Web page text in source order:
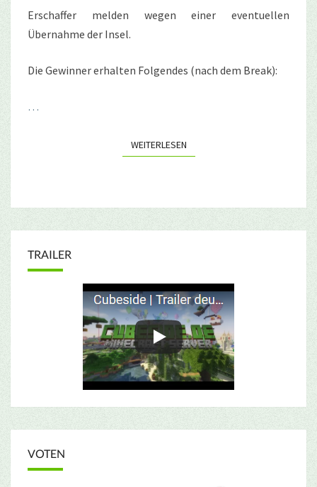
Erschaffer melden wegen einer eventuellen
Übernahme der Insel.
Die Gewinner erhalten Folgendes (nach dem Break):
…
WEITERLESENWEITERLESEN
TRAILER
VOTEN